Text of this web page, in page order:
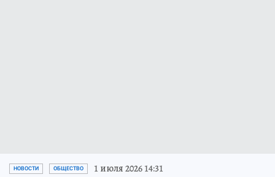
НОВОСТИ ОБЩЕСТВО 1 июля 2026 14:31